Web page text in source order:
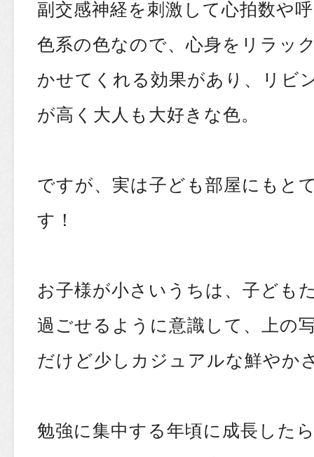
副交感神経を刺激して心拍数や
色系の色なので、心身をリラッ
かせてくれる効果があり、リビ
が高く大人も大好きな色。
ですが、実は子ども部屋にもと
す！
お子様が小さいうちは、子ども
過ごせるように意識して、上の
だけど少しカジュアルな鮮やか
勉強に集中する年頃に成長した